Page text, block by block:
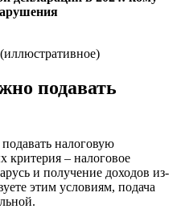
подавать
налоговую
критерия – налоговое
и получение доходов из-
этим условиям, подача